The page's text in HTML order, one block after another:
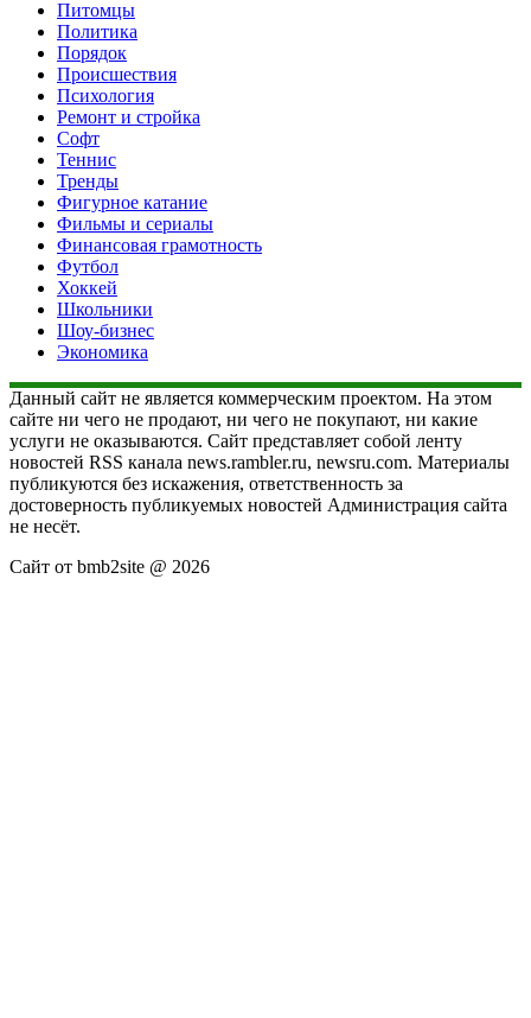
Питомцы
Политика
Порядок
Происшествия
Психология
Ремонт и стройка
Софт
Теннис
Тренды
Фигурное катание
Фильмы и сериалы
Финансовая грамотность
Футбол
Хоккей
Школьники
Шоу-бизнес
Экономика
Данный сайт не является коммерческим проектом. На этом
сайте ни чего не продают, ни чего не покупают, ни какие
услуги не оказываются. Сайт представляет собой ленту
новостей RSS канала news.rambler.ru, newsru.com. Материалы
публикуются без искажения, ответственность за
достоверность публикуемых новостей Администрация сайта
не несёт.
Сайт от bmb2site @ 2026